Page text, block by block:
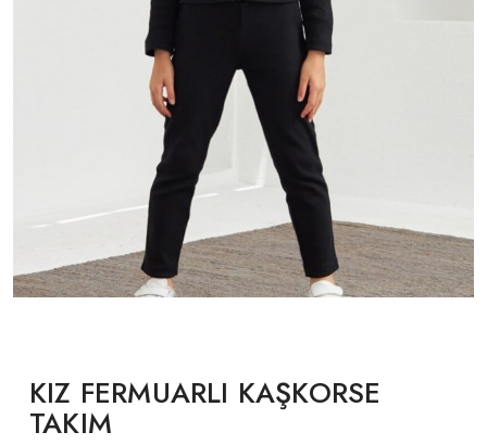
KIZ FERMUARLI KAŞKORSE
TAKIM